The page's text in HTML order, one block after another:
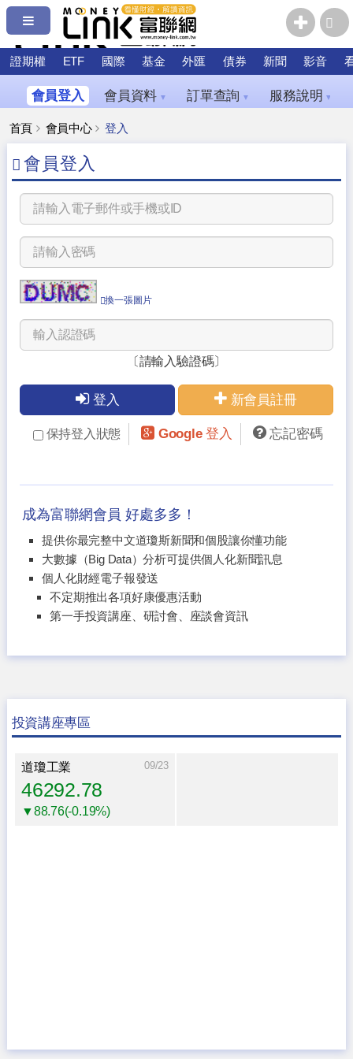
證期權 ETF 國際 基金 外匯 債券 新聞 影音
會員登入 會員資料 ▼ 訂單查詢 ▼ 服務說明 ▼
首頁 會員中心 登入
會員登入
換一張圖片
〔請輸入驗證碼〕
登入 新會員註冊
保持登入狀態 Google 登入 忘記密碼
成為富聯網會員 好處多多！
提供你最完整中文道瓊斯新聞和個股讓你懂功能
大數據（Big Data）分析可提供個人化新聞訊息
個人化財經電子報發送
不定期推出各項好康優惠活動
第一手投資講座、研討會、座談會資訊
投資講座專區
道瓊工業 09/23
46292.78
▼88.76(-0.19%)